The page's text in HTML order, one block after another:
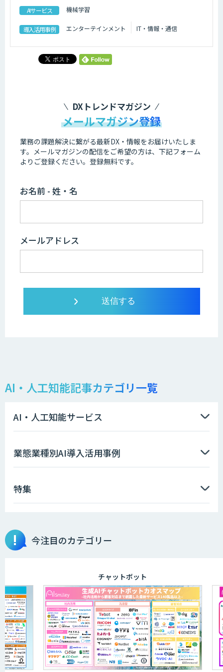
AIサービス 機械学習
導入活用事例 エンターテインメント IT・情報・通信
DXトレンドマガジン
メールマガジン登録
業務の課題解決に繋がる最新DX・情報をお届けいたしま
す。 メールマガジンの配信をご希望の方は、下記フォーム
よりご登録ください。登録無料です。
お名前 - 姓・名
メールアドレス
AI・人工知能記事カテゴリ一覧
AI・人工知能サービス
業態業種別AI導入活用事例
特集
今注目のカテゴリー
チャットボット